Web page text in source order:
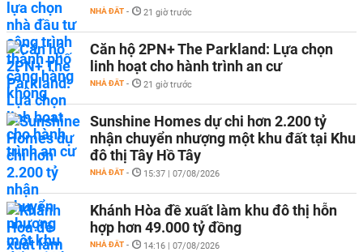
NHÀ ĐẤT - 21 giờ trước
Căn hộ 2PN+ The Parkland: Lựa chọn
linh hoạt cho hành trình an cư
NHÀ ĐẤT - 21 giờ trước
Sunshine Homes dự chi hơn 2.200 tỷ
nhận chuyển nhượng một khu đất tại Khu
đô thị Tây Hồ Tây
NHÀ ĐẤT - 15:37 | 07/08/2026
Khánh Hòa đề xuất làm khu đô thị hỗn
hợp hơn 49.000 tỷ đồng
NHÀ ĐẤT - 14:16 | 07/08/2026